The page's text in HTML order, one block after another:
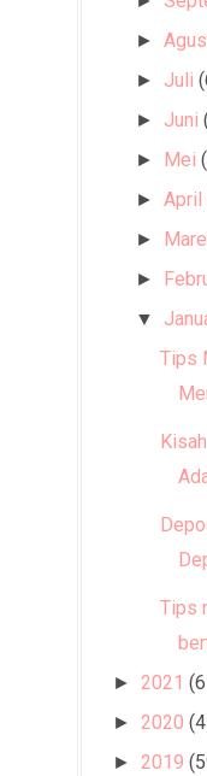
►
► Juli
► Juni
► Mei
►April
►
►
▼
Tips
Tips
► 2021
► 2020
► 2019